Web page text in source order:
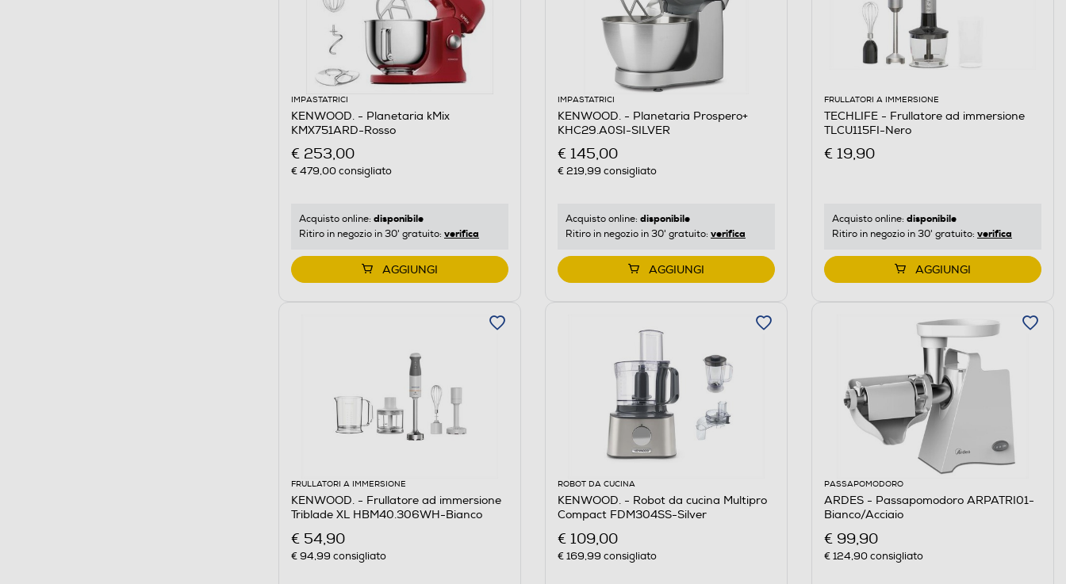
IMPASTATRICI
KENWOOD. - Planetaria kMix
KMX751ARD-Rosso
€ 253,00
€ 479,00consigliato
Acquisto online: disponibile
Ritiro in negozio in 30' gratuito: verifica
AGGIUNGI
IMPASTATRICI
KENWOOD. - Planetaria Prospero+
KHC29.A0SI-SILVER
€ 145,00
€ 219,99 consigliato
Acquisto online: disponibile
Ritiro in negozio in 30' gratuito: verifica
AGGIUNGI
FRULLATORI A IMMERSIONE
TECHLIFE - Frullatore ad immersione
TLCU115FI-Nero
€ 19,90
Acquisto online: disponibile
Ritiro in negozio in 30' gratuito: verifica
AGGIUNGI
FRULLATORI A IMMERSIONE
KENWOOD. - Frullatore ad immersione
Triblade XL HBM40.306WH-Bianco
€ 54,90
€ 94,99 consigliato
ROBOT DA CUCINA
KENWOOD. - Robot da cucina Multipro
Compact FDM304SS-Silver
€ 109,00
€ 169,99 consigliato
PASSAPOMODORO
ARDES - Passapomodoro ARPATRI01-
Bianco/Acciaio
€ 99,90
€ 124,90consigliato